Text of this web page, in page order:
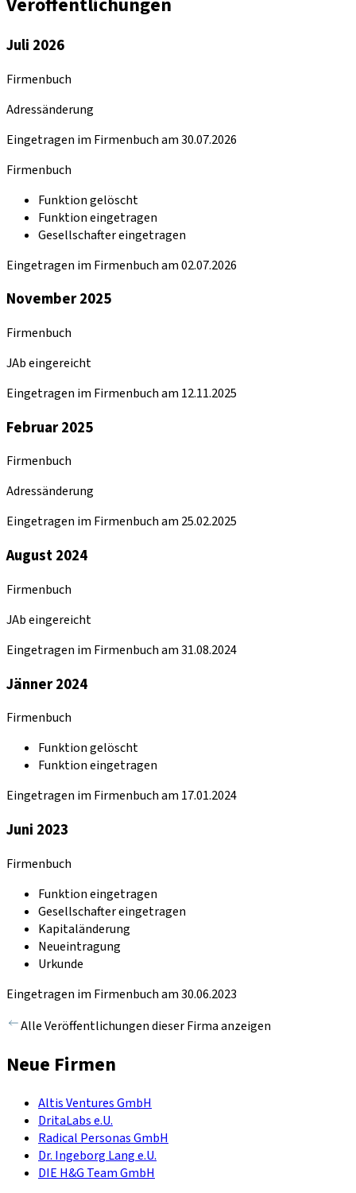
Juli 2026
Firmenbuch
Adressänderung
Eingetragen im Firmenbuch am 30.07.2026
Firmenbuch
Funktion gelöscht
Funktion eingetragen
Gesellschafter eingetragen
Eingetragen im Firmenbuch am 02.07.2026
November 2025
Firmenbuch
JAb eingereicht
Eingetragen im Firmenbuch am 12.11.2025
Februar 2025
Firmenbuch
Adressänderung
Eingetragen im Firmenbuch am 25.02.2025
August 2024
Firmenbuch
JAb eingereicht
Eingetragen im Firmenbuch am 31.08.2024
Jänner 2024
Firmenbuch
Funktion gelöscht
Funktion eingetragen
Eingetragen im Firmenbuch am 17.01.2024
Juni 2023
Firmenbuch
Funktion eingetragen
Gesellschafter eingetragen
Kapitaländerung
Neueintragung
Urkunde
Eingetragen im Firmenbuch am 30.06.2023
Alle Veröffentlichungen dieser Firma anzeigen
Neue Firmen
Altis Ventures GmbH
DritaLabs e.U.
Radical Personas GmbH
Dr. Ingeborg Lang e.U.
DIE H&G Team GmbH